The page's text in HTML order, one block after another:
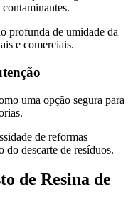
profunda de umidade da
e comerciais.
uma opção segura para
de reformas
descarte de resíduos.
de Resina de